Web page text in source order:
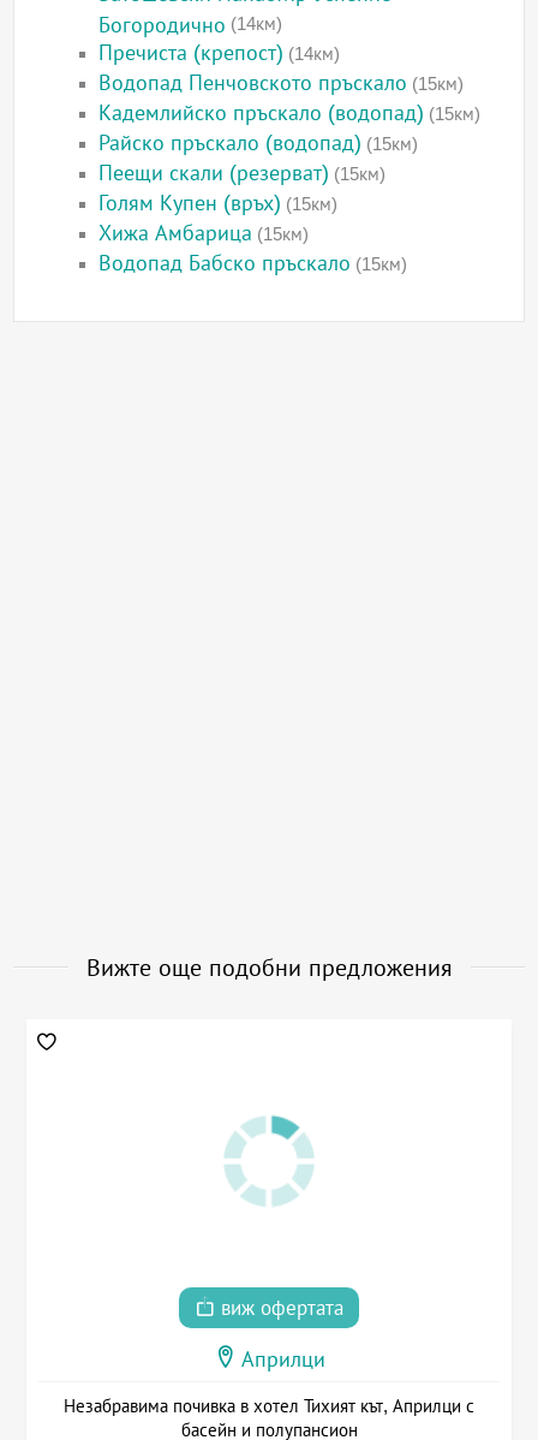
Богородично (14км)
Пречиста (крепост) (14км)
Водопад Пенчовското пръскало (15км)
Кадемлийско пръскало (водопад) (15км)
Райско пръскало (водопад) (15км)
Пеещи скали (резерват) (15км)
Голям Купен (връх) (15км)
Хижа Амбарица (15км)
Водопад Бабско пръскало (15км)
Вижте още подобни предложения
виж офертата
Априлци
Незабравима почивка в хотел Тихият кът, Априлци с
басейн и полупансион